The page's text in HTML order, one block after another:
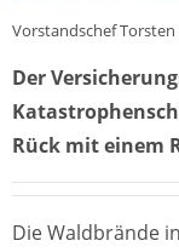
Vorstandschef Torsten
Der
Rück mit einem
Die Waldbrände